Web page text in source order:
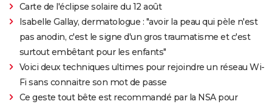
Carte de l'éclipse solaire du 12 août
Isabelle Gallay, dermatologue : "avoir la peau qui pèle n'est
pas anodin, c'est le signe d'un gros traumatisme et c'est
surtout embêtant pour les enfants"
Voici deux techniques ultimes pour rejoindre un réseau Wi-
Fi sans connaitre son mot de passe
Ce geste tout bête est recommandé par la NSA pour